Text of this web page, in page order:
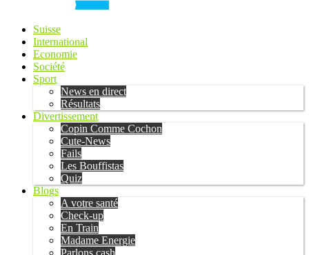
Suisse
International
Economie
Société
Sport
News en direct
Résultats
Divertissement
Copin Comme Cochon
Cute-News
Fails
Les Bouffistas
Quiz
Blogs
A votre santé
Check-up
En Train
Madame Energie
Parlons cash